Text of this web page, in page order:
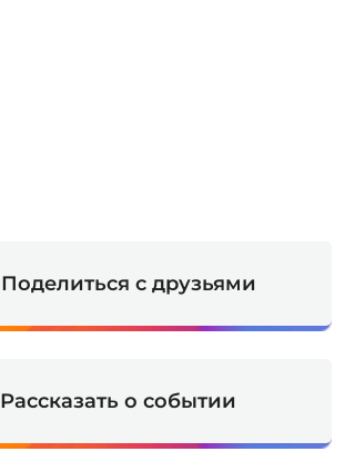
Поделиться с друзьями
Рассказать о событии